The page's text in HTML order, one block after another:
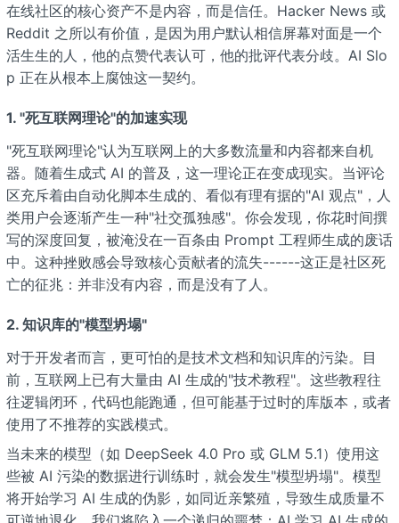
在线社区的核心资产不是内容，而是信任。Hacker News 或
Reddit 之所以有价值，是因为用户默认相信屏幕对面是一个
活生生的人，他的点赞代表认可，他的批评代表分歧。AI Slo
p 正在从根本上腐蚀这一契约。
1. "死互联网理论"的加速实现
"死互联网理论"认为互联网上的大多数流量和内容都来自机
器。随着生成式 AI 的普及，这一理论正在变成现实。当评论
区充斥着由自动化脚本生成的、看似有理有据的"AI 观点"，人
类用户会逐渐产生一种"社交孤独感"。你会发现，你花时间撰
写的深度回复，被淹没在一百条由 Prompt 工程师生成的废话
中。这种挫败感会导致核心贡献者的流失------这正是社区死
亡的征兆：并非没有内容，而是没有了人。
2. 知识库的"模型坍塌"
对于开发者而言，更可怕的是技术文档和知识库的污染。目
前，互联网上已有大量由 AI 生成的"技术教程"。这些教程往
往逻辑闭环，代码也能跑通，但可能基于过时的库版本，或者
使用了不推荐的实践模式。
当未来的模型（如 DeepSeek 4.0 Pro 或 GLM 5.1）使用这
些被 AI 污染的数据进行训练时，就会发生"模型坍塌"。模型
将开始学习 AI 生成的伪影，如同近亲繁殖，导致生成质量不